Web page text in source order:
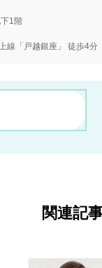
1階
線「戸越銀座」 徒歩4分
関連記